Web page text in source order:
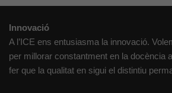
Innovació
A l’ICE ens entusiasma la innovació.
per millorar constantment en la docència
fer que la qualitat en sigui el distintiu